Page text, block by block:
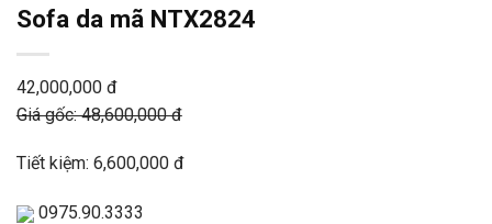
Sofa da mã NTX2824
42,000,000 đ
Giá gốc: 48,600,000 đ
Tiết kiệm: 6,600,000 đ
0975.90.3333